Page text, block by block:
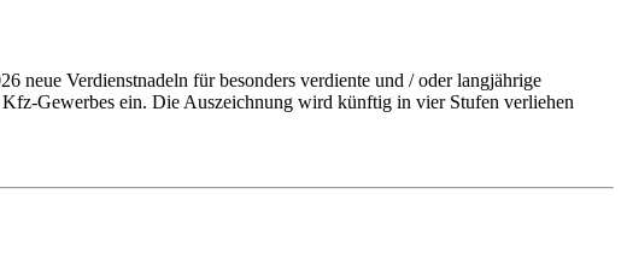
neue Verdienstnadeln für besonders verdiente und / oder langjährige
Gewerbes ein. Die Auszeichnung wird künftig in vier Stufen verliehen